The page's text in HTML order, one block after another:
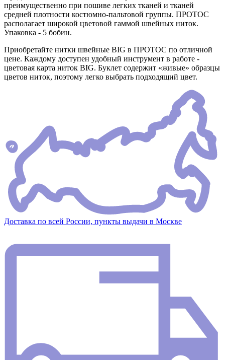
преимущественно при пошиве легких тканей и тканей
средней плотности костюмно-пальтовой группы. ПРОТОС
располагает широкой цветовой гаммой швейных ниток.
Упаковка - 5 бобин.
Приобретайте нитки швейные BIG в ПРОТОС по отличной
цене. Каждому доступен удобный инструмент в работе -
цветовая карта ниток BIG. Буклет содержит «живые» образцы
цветов ниток, поэтому легко выбрать подходящий цвет.
Доставка по всей России, пункты выдачи в Москве